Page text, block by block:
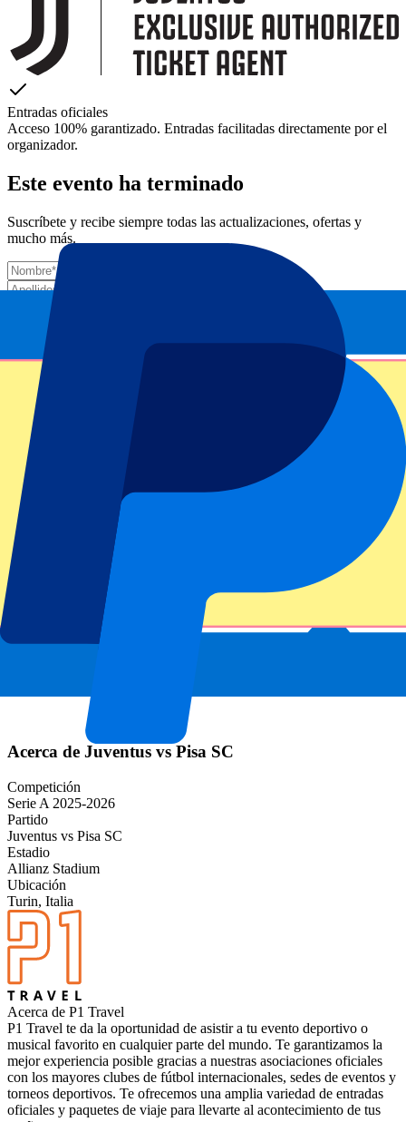
Entradas oficiales
Acceso 100% garantizado. Entradas facilitadas directamente por el
organizador.
Este evento ha terminado
Suscríbete y recibe siempre todas las actualizaciones, ofertas y
mucho más.
Número de entradas*
Enviar
Tu información se utilizará de acuerdo de nuestra
Declaración de
Privacidad
Gracias por enviar el formulario
Información del evento
Acerca de Juventus vs Pisa SC
Competición
Serie A 2025-2026
Partido
Juventus vs Pisa SC
Estadio
Allianz Stadium
Ubicación
Turin, Italia
Acerca de P1 Travel
P1 Travel te da la oportunidad de asistir a tu evento deportivo o
musical favorito en cualquier parte del mundo. Te garantizamos la
mejor experiencia posible gracias a nuestras asociaciones oficiales
con los mayores clubes de fútbol internacionales, sedes de eventos y
torneos deportivos. Te ofrecemos una amplia variedad de entradas
oficiales y paquetes de viaje para llevarte al acontecimiento de tus